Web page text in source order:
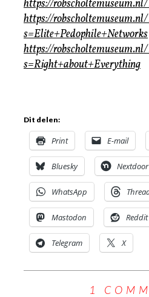
https://
https://
s=Elite+Pedophile+Networks
https://
s=Right+about+Everything
Dit delen:
Print E-mail
Bluesky Nextdoor
WhatsApp
Mastodon Reddit
Telegram X
1